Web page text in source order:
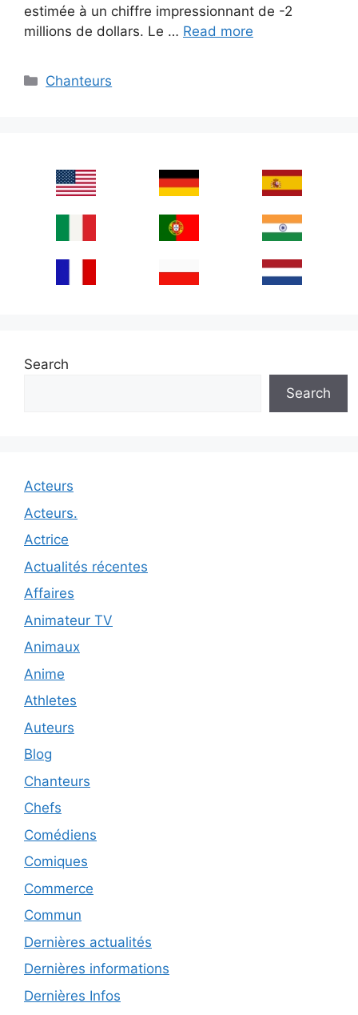
estimée à un chiffre impressionnant de -2
millions de dollars. Le … Read more
Categories
Chanteurs
Search
Search
Acteurs
Acteurs.
Actrice
Actualités récentes
Affaires
Animateur TV
Animaux
Anime
Athletes
Auteurs
Blog
Chanteurs
Chefs
Comédiens
Comiques
Commerce
Commun
Dernières actualités
Dernières informations
Dernières Infos